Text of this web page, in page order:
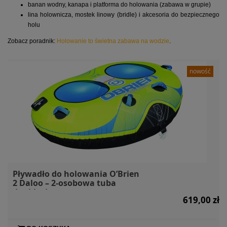
banan wodny, kanapa i platforma do holowania (zabawa w grupie)
lina holownicza, mostek linowy (bridle) i akcesoria do bezpiecznego
holu
Zobacz poradnik: Holowanie to świetna zabawa na wodzie.
Pływadło do holowania O’Brien
2 Daloo – 2-osobowa tuba
double donut
619,00 zł
nowość